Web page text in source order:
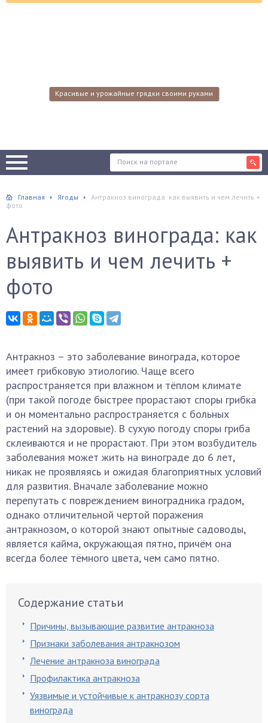
Красивые и урожайные грядки своими руками
Главная Ягоды
Антракноз винограда: как выявить и чем лечить +
фото
Антракноз винограда: как
выявить и чем лечить +
фото
Антракноз – это заболевание винограда, которое
имеет грибковую этиологию. Чаще всего
распространяется при влажном и тёплом климате
(при такой погоде быстрее прорастают споры грибка
и он моментально распространяется с больных
растений на здоровые). В сухую погоду споры гриба
склеиваются и не прорастают. При этом возбудитель
заболевания может жить на винограде до 6 лет,
никак не проявляясь и ожидая благоприятных условий
для развития. Вначале заболевание можно
перепутать с повреждением виноградника градом,
однако отличительной чертой поражения
антракнозом, о которой знают опытные садоводы,
является кайма, окружающая пятно, причём она
всегда более тёмного цвета, чем само пятно.
Содержание статьи
Причины, вызывающие развитие антракноза
Признаки заболевания антракнозом
Лечение антракноза винограда
Профилактика антракноза
Уязвимые и устойчивые к антракнозу сорта
винограда